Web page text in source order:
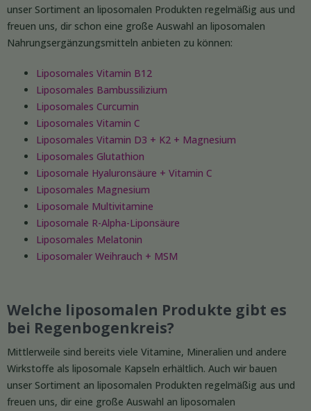
unser Sortiment an liposomalen Produkten regelmäßig aus und
freuen uns, dir schon eine große Auswahl an liposomalen
Nahrungsergänzungsmitteln anbieten zu können:
Liposomales Vitamin B12
Liposomales Bambussilizium
Liposomales Curcumin
Liposomales Vitamin C
Liposomales Vitamin D3 + K2 + Magnesium
Liposomales Glutathion
Liposomale Hyaluronsäure + Vitamin C
Liposomales Magnesium
Liposomale Multivitamine
Liposomale R-Alpha-Liponsäure
Liposomales Melatonin
Liposomaler Weihrauch + MSM
Welche liposomalen Produkte gibt es
bei Regenbogenkreis?
Mittlerweile sind bereits viele Vitamine, Mineralien und andere
Wirkstoffe als liposomale Kapseln erhältlich. Auch wir bauen
unser Sortiment an liposomalen Produkten regelmäßig aus und
freuen uns, dir eine große Auswahl an liposomalen